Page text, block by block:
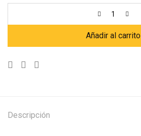
Añadir al carrito
Descripción